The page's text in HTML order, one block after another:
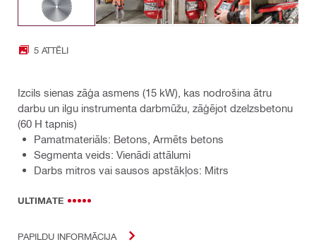
5 ATTĒLI
Izcils sienas zāģa asmens (15 kW), kas nodrošina ātru
darbu un ilgu instrumenta darbmūžu, zāģējot dzelzsbetonu
(60 H tapnis)
Pamatmateriāls: Betons, Armēts betons
Segmenta veids: Vienādi attālumi
Darbs mitros vai sausos apstākļos: Mitrs
ULTIMATE
PAPILDU INFORMĀCIJA